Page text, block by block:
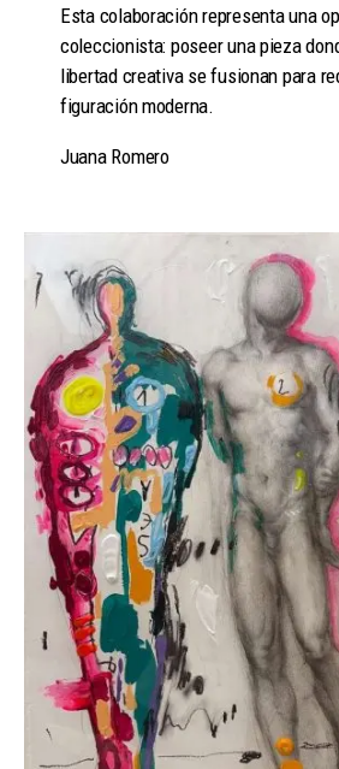
Esta colaboración representa una
coleccionista: poseer una pieza
libertad creativa se fusionan para
figuración moderna.
Juana Romero